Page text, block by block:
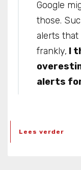
Google
those.
alerts
frankly, I
alerts
Lees verder